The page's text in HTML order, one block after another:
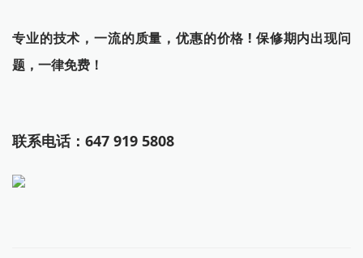
专业的技术，一流的质量，优惠的价格 ! 保修期内出现问
题，一律免费！
联系电话：647 919 5808